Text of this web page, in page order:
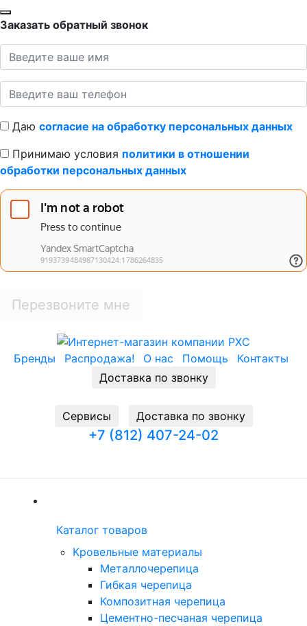
Заказать обратный звонок
Даю согласие на обработку персональных данных
Принимаю условия политики в отношении
обработки персональных данных
Перезвоните мне
Бренды Распродажа! О нас Помощь
Контакты
Доставка по звонку
Cервисы Доставка по звонку
+7 (812) 407-24-02
Каталог товаров
Кровельные материалы
Металлочерепица
Гибкая черепица
Композитная черепица
Цементно-песчаная черепица